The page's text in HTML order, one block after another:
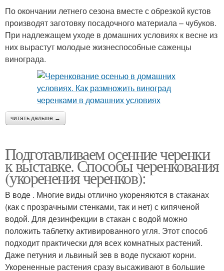
По окончании летнего сезона вместе с обрезкой кустов
производят заготовку посадочного материала – чубуков.
При надлежащем уходе в домашних условиях к весне из
них вырастут молодые жизнеспособные саженцы
винограда.
читать дальше →
Подготавливаем осенние черенки
к выставке. Способы черенкования
(укоренения черенков):
В воде . Многие виды отлично укореняются в стаканах
(как с прозрачными стенками, так и нет) с кипяченой
водой. Для дезинфекции в стакан с водой можно
положить таблетку активированного угля. Этот способ
подходит практически для всех комнатных растений.
Даже петуния и львиный зев в воде пускают корни.
Укорененные растения сразу высаживают в большие